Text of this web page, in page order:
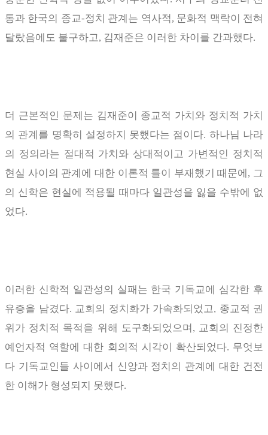
통과 한국의 종교-정치 관계는 역사적, 문화적 맥락이 전혀
달랐음에도 불구하고, 김재준은 이러한 차이를 간과했다.
더 근본적인 문제는 김재준이 종교적 가치와 정치적 가치
의 관계를 명확히 설정하지 못했다는 점이다. 하나님 나라
의 정의라는 절대적 가치와 상대적이고 가변적인 정치적
현실 사이의 관계에 대한 이론적 틀이 부재했기 때문에 , 그
의 신학은 현실에 적용될 때마다 일관성을 잃을 수밖에 없
었다.
이러한 신학적 일관성의 실패는 한국 기독교에 심각한 후
유증을 남겼다. 교회의 정치화가 가속화되었고, 종교적 권
위가 정치적 목적을 위해 도구화되었으며 , 교회의 진정한
예언자적 역할에 대한 회의적 시각이 확산되었다. 무엇보
다 기독교인들 사이에서 신앙과 정치의 관계에 대한 건전
한 이해가 형성되지 못했다.